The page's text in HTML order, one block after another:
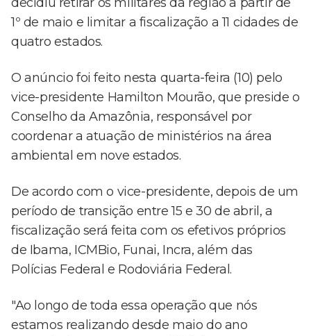
decidiu retirar os militares da região a partir de
1º de maio e limitar a fiscalização a 11 cidades de
quatro estados.
O anúncio foi feito nesta quarta-feira (10) pelo
vice-presidente Hamilton Mourão, que preside o
Conselho da Amazônia, responsável por
coordenar a atuação de ministérios na área
ambiental em nove estados.
De acordo com o vice-presidente, depois de um
período de transição entre 15 e 30 de abril, a
fiscalização será feita com os efetivos próprios
de Ibama, ICMBio, Funai, Incra, além das
Polícias Federal e Rodoviária Federal.
"Ao longo de toda essa operação que nós
estamos realizando desde maio do ano